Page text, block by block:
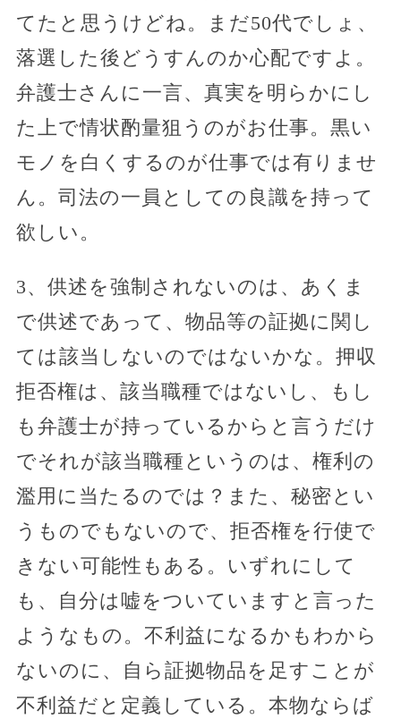
てたと思うけどね。まだ50代でしょ、
落選した後どうすんのか心配ですよ。
弁護士さんに一言、真実を明らかにし
た上で情状酌量狙うのがお仕事。黒い
モノを白くするのが仕事では有りませ
ん。司法の一員としての良識を持って
欲しい。
3、供述を強制されないのは、あくま
で供述であって、物品等の証拠に関し
ては該当しないのではないかな。押収
拒否権は、該当職種ではないし、もし
も弁護士が持っているからと言うだけ
でそれが該当職種というのは、権利の
濫用に当たるのでは？また、秘密とい
うものでもないので、拒否権を行使で
きない可能性もある。いずれにして
も、自分は嘘をついていますと言った
ようなもの。不利益になるかもわから
ないのに、自ら証拠物品を足すことが
不利益だと定義している。本物ならば